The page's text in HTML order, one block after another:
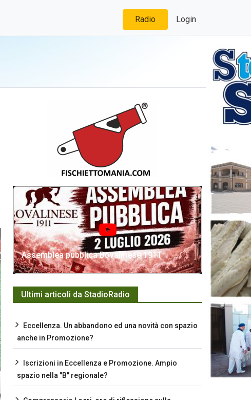
Radio Login
Assemblea pubblica Bovalinese 1911
Ultimi articoli da StadioRadio
Eccellenza. Un abbandono ed una novità con spazio
anche in Promozione?
Iscrizioni in Eccellenza e Promozione. Ampio
spazio nella "B" regionale?